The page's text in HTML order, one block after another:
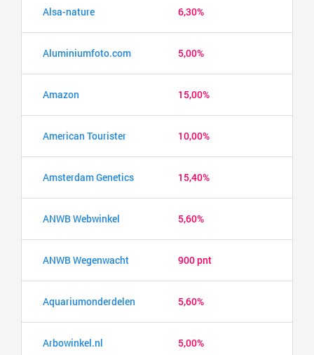
Alsa-nature 6,30%
Aluminiumfoto.com 5,00%
Amazon 15,00%
American Tourister 10,00%
Amsterdam Genetics 15,40%
ANWB Webwinkel 5,60%
ANWB Wegenwacht 900 pnt
Aquariumonderdelen 5,60%
Arbowinkel.nl 5,00%